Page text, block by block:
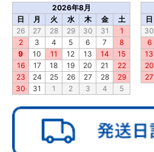
2026年8月
日
月 火 水 木 金
土
26
27 28 29 30 31
1
2
3 4 5 6 7
8
9
10 11 12 13 14
15
16
17 18 19 20 21
22
23
24 25 26 27 28
29
30
31 1 2 3 4 5
日
30
6
13
20
27